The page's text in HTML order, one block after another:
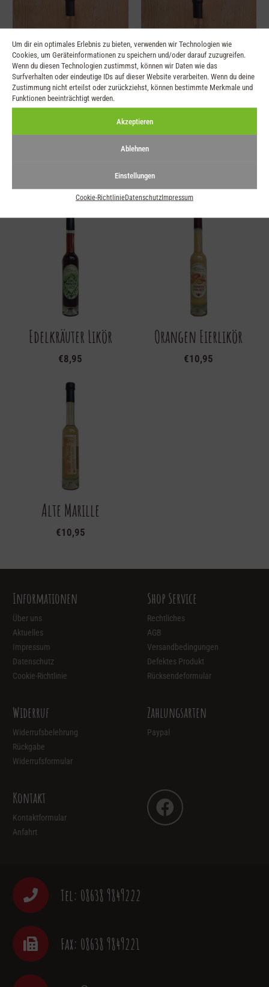
Um dir ein optimales Erlebnis zu bieten, verwenden wir Technologien wie
Cookies, um Geräteinformationen zu speichern und/oder darauf zuzugreifen.
Wenn du diesen Technologien zustimmst, können wir Daten wie das
Surfverhalten oder eindeutige IDs auf dieser Website verarbeiten. Wenn du deine
Zustimmung nicht erteilst oder zurückziehst, können bestimmte Merkmale und
Funktionen beeinträchtigt werden.
Akzeptieren
Ablehnen
Einstellungen
Cookie-RichtlinieDatenschutzImpressum
Obstler mit Bayerischem
Schmucketikett „Oana“
Edelkräuter Likör
€8,95
Orangen Eierlikör
€10,95
Alte Marille
€10,95
Informationen
Über uns
Aktuelles
Impressum
Datenschutz
Cookie-Richtlinie
Shop Service
Rechtliches
AGB
Versandbedingungen
Defektes Produkt
Rücksendeformular
Widerruf
Widerrufsbelehrung
Rückgabe
Widerrufsformular
Zahlungsarten
Paypal
Kontakt
Kontaktformular
Anfahrt
Tel: 08638 9849222
Fax: 08638 9849221